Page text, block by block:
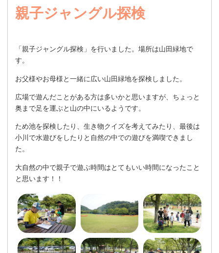
親子ジャングル探検
「親子ジャングル探検」を行いました。場所は山田緑地で
す。
お父様やお母様と一緒に広い山田緑地を探検しました。
広場で遊んだことがある方は多いかと思いますが、ちょっと
奥まで足を運ぶと山の中にいるようです。
ため池を探検したり、生き物クイズを考えてみたり、最後は
小川で水遊びをしたりと自然の中での遊びを満喫できまし
た。
大自然の中で親子で遊ぶ時間はとてもいい時間になったこと
と思います！！